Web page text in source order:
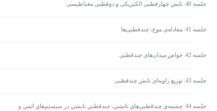
جلسه 40: تابش چهارقطبی الکتریکی و دوقطبی مغناطیسی
جلسه 41: معادله‌ی موج، چندقطبی‌ها
جلسه 42: خواص میدان‌های چندقطبی
جلسه 43: توزیع زاویه‌ای تابش چندقطبی
جلسه 44: چشمه‌ي چندقطبي‌هاي تابشي، چندقطبي تابشي در سيستم‌هاي اتمي و